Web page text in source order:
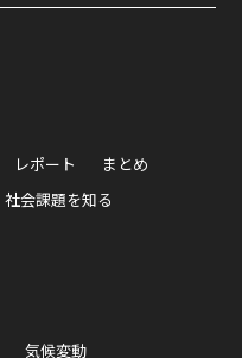
レポート
まとめ
社会課題を知る
気候変動